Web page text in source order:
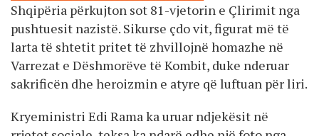
Shqipëria përkujton sot 81-vjetorin e Çlirimit nga
pushtuesit nazistë. Sikurse çdo vit, figurat më të
larta të shtetit pritet të zhvillojnë homazhe në
Varrezat e Dëshmorëve të Kombit, duke nderuar
sakrificën dhe heroizmin e atyre që luftuan për liri.
Kryeministri Edi Rama ka uruar ndjekësit në